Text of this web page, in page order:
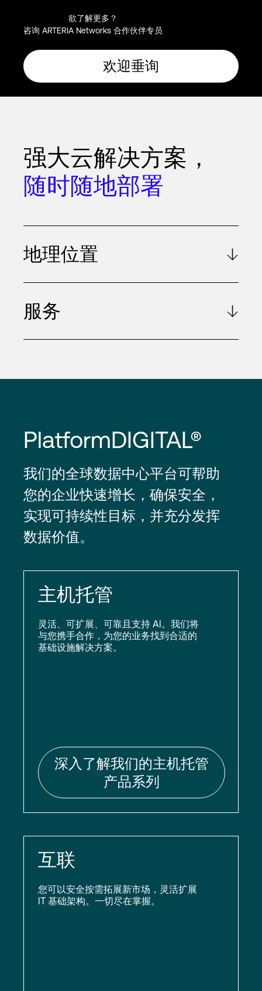
欲了解更多？
咨询 ARTERIA Networks 合作伙伴专员
欢迎垂询
强大云解决方案，
随时随地部署
地理位置
服务
PlatformDIGITAL®
我们的全球数据中心平台可帮助
您的企业快速增长，确保安全，
实现可持续性目标，并充分发挥
数据价值。
主机托管
灵活、可扩展、可靠且支持 AI。我们将
与您携手合作，为您的业务找到合适的
基础设施解决方案。
深入了解我们的主机托管
产品系列
互联
您可以安全按需拓展新市场，灵活扩展
IT 基础架构。一切尽在掌握。